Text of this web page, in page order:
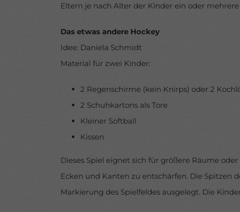
Eltern je nach Alter der Kinder ein oder
Das etwas andere Hockey
Idee: Daniela Schmidt
Material für zwei Kinder:
2 Regenschirme (kein Knirps) oder 2
2 Schuhkartons als Tore
Kleiner Softball
Kissen
Dieses Spiel eignet sich für größere Räume
Ecken und Kanten zu entschärfen. Die Spitzen
Markierung des Spielfeldes ausgelegt. Die